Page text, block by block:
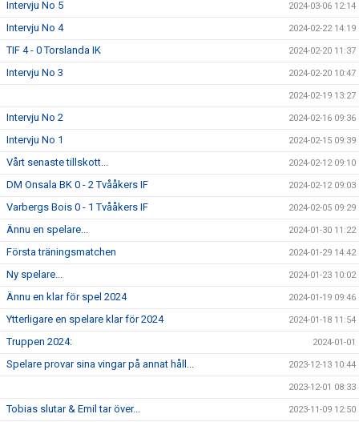
Intervju No 5 2024-03-06 12:14
Intervju No 4 2024-02-22 14:19
TIF 4 - 0 Torslanda IK 2024-02-20 11:37
Intervju No 3 2024-02-20 10:47
2024-02-19 13:27
Intervju No 2 2024-02-16 09:36
Intervju No 1 2024-02-15 09:39
Vårt senaste tillskott... 2024-02-12 09:10
DM Onsala BK 0 - 2 Tvååkers IF 2024-02-12 09:03
Varbergs Bois 0 - 1 Tvååkers IF 2024-02-05 09:29
Ännu en spelare... 2024-01-30 11:22
Första träningsmatchen 2024-01-29 14:42
Ny spelare... 2024-01-23 10:02
Ännu en klar för spel 2024 2024-01-19 09:46
Ytterligare en spelare klar för 2024 2024-01-18 11:54
Truppen 2024: 2024-01-01
Spelare provar sina vingar på annat håll... 2023-12-13 10:44
2023-12-01 08:33
Tobias slutar & Emil tar över... 2023-11-09 12:50